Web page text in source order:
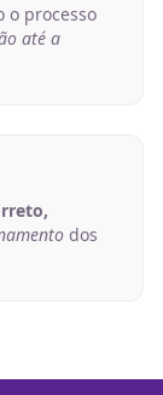
o processo
até a
dos